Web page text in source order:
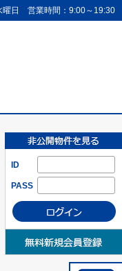
曜日 営業時間：9:00～19:30
ID
PASS